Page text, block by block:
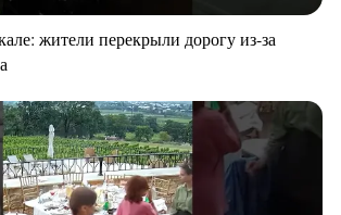
жители перекрыли дорогу из-за